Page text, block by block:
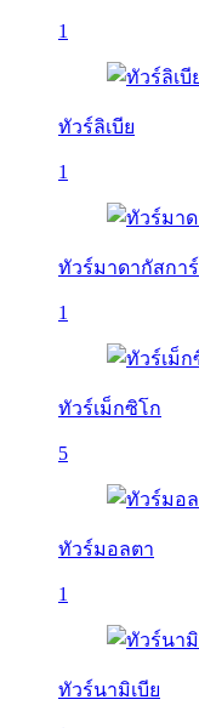
1
ทัวร์ลิเบีย
1
ทัวร์มาดากัสการ์
1
ทัวร์เม็กซิโก
5
ทัวร์มอลตา
1
ทัวร์นามิเบีย